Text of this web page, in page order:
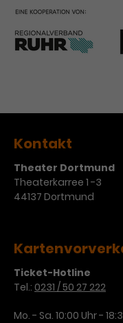
Kontakt
Theater Dortmund
Theaterkarree 1 -3
44137 Dortmund
Ticket-Hotline
Tel.: 0231 / 50 27 222
Mo. - Sa. 10:00 Uhr -